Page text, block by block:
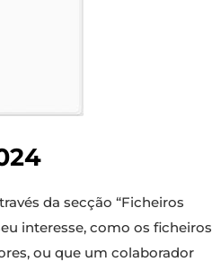
da secção “Ficheiros
interesse, como os ficheiros
ou que um colaborador